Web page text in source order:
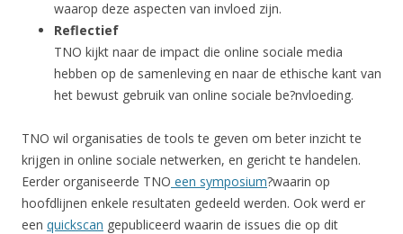
waarop deze aspecten van invloed zijn.
Reflectief
TNO kijkt naar de impact die online sociale media
hebben op de samenleving en naar de ethische kant van
het bewust gebruik van online sociale be?nvloeding.
TNO wil organisaties de tools te geven om beter inzicht te
krijgen in online sociale netwerken, en gericht te handelen.
Eerder organiseerde TNO een symposium?waarin op
hoofdlijnen enkele resultaten gedeeld werden. Ook werd er
een quickscan gepubliceerd waarin de issues die op dit